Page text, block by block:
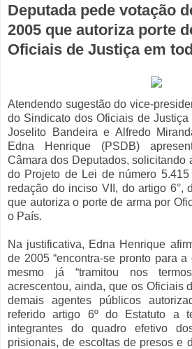
Deputada pede votação
2005 que autoriza porte
Oficiais de Justiça em
Atendendo sugestão do vice-
do Sindicato dos Oficiais de
Joselito Bandeira e Alfredo
Edna Henrique (PSDB)
Câmara dos Deputados, solicitando
do Projeto de Lei de número
redação do inciso VII, do artigo 6°,
que autoriza o porte de arma por
o País.
Na justificativa, Edna Henrique
de 2005 “encontra-se pronto para
mesmo já “tramitou nos
acrescentou, ainda, que os Oficiais
demais agentes públicos
referido artigo 6º do Estatuto a
integrantes do quadro efetivo
prisionais, de escoltas de presos e